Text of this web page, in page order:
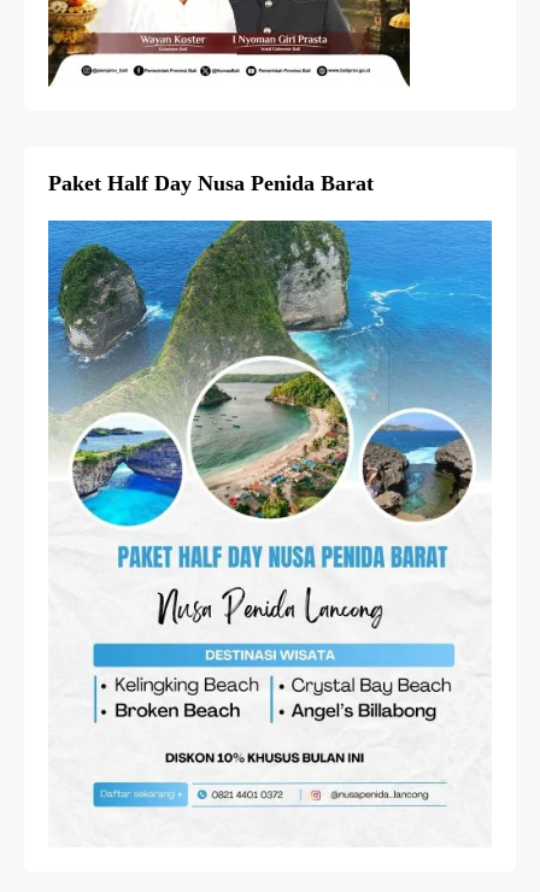
Paket Half Day Nusa Penida Barat